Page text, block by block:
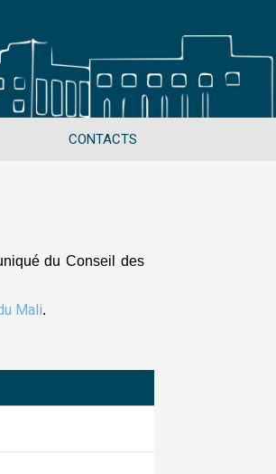
CONTACTS
du Conseil des
Mali.